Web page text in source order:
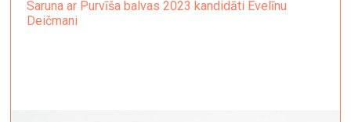
Saruna ar Purvīša balvas 2023 kandidāti Evelīnu
Deičmani